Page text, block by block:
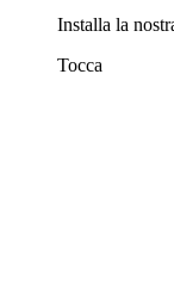
Installa la
Tocca